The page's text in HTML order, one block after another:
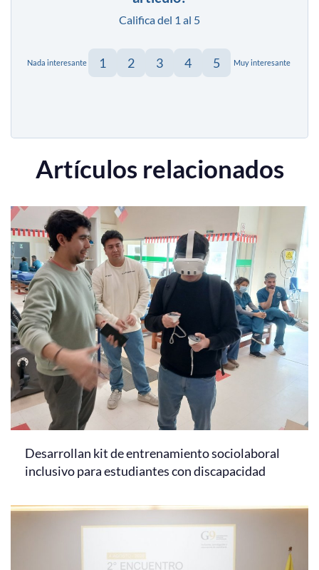
Califica del 1 al 5
Nada interesante 1 2 3 4 5 Muy interesante
Artículos relacionados
Desarrollan kit de entrenamiento sociolaboral
inclusivo para estudiantes con discapacidad